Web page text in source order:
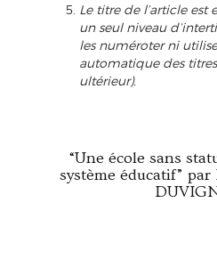
Le titre de l’article est
un seul niveau
les numéroter ni
automatique des
ultérieur).
“Une école sans
système éducatif”